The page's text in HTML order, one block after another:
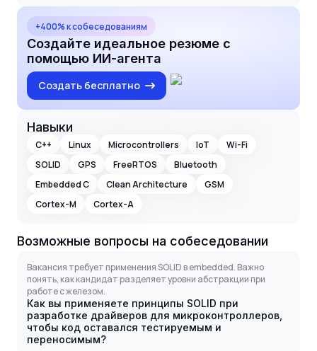
+400% к собеседованиям
Создайте идеальное резюме с
помощью ИИ-агента
Создать бесплатно
Навыки
C++ Linux Microcontrollers IoT
Wi-Fi
SOLID
GPS FreeRTOS
Bluetooth
Embedded C
Clean Architecture
GSM
Cortex-M
Cortex-A
Возможные вопросы на собеседовании
Вакансия требует применения SOLID в embedded. Важно
понять, как кандидат разделяет уровни абстракции при
работе с железом.
Как вы применяете принципы SOLID при
разработке драйверов для микроконтроллеров,
чтобы код оставался тестируемым и
переносимым?